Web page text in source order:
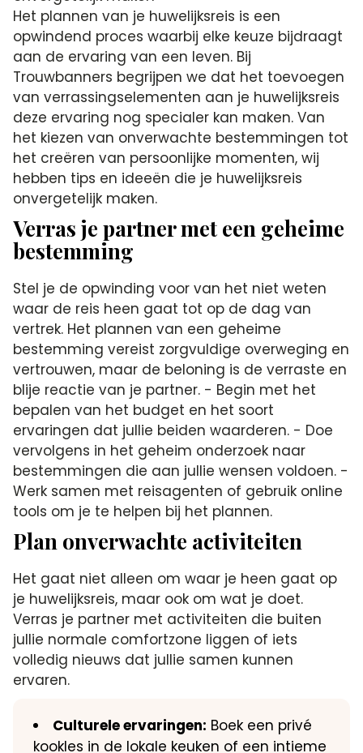
Het plannen van je huwelijksreis is een
opwindend proces waarbij elke keuze bijdraagt
aan de ervaring van een leven. Bij
Trouwbanners begrijpen we dat het toevoegen
van verrassingselementen aan je huwelijksreis
deze ervaring nog specialer kan maken. Van
het kiezen van onverwachte bestemmingen tot
het creëren van persoonlijke momenten, wij
hebben tips en ideeën die je huwelijksreis
onvergetelijk maken.
Verras je partner met een geheime
bestemming
Stel je de opwinding voor van het niet weten
waar de reis heen gaat tot op de dag van
vertrek. Het plannen van een geheime
bestemming vereist zorgvuldige overweging en
vertrouwen, maar de beloning is de verraste en
blije reactie van je partner. - Begin met het
bepalen van het budget en het soort
ervaringen dat jullie beiden waarderen. - Doe
vervolgens in het geheim onderzoek naar
bestemmingen die aan jullie wensen voldoen. -
Werk samen met reisagenten of gebruik online
tools om je te helpen bij het plannen.
Plan onverwachte activiteiten
Het gaat niet alleen om waar je heen gaat op
je huwelijksreis, maar ook om wat je doet.
Verras je partner met activiteiten die buiten
jullie normale comfortzone liggen of iets
volledig nieuws dat jullie samen kunnen
ervaren.
Culturele ervaringen: Boek een privé
kookles in de lokale keuken of een intieme